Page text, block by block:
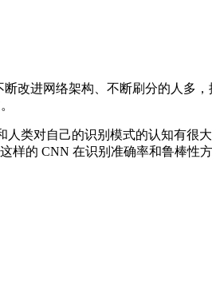
进网络架构、不断刷分的人多
类对自己的识别模式的认知有很
的 CNN 在识别准确率和鲁棒性